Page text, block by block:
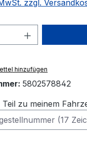
zzgl.
Anzahl: Gib
hinzufügen
5802578842
Teil zu meinem